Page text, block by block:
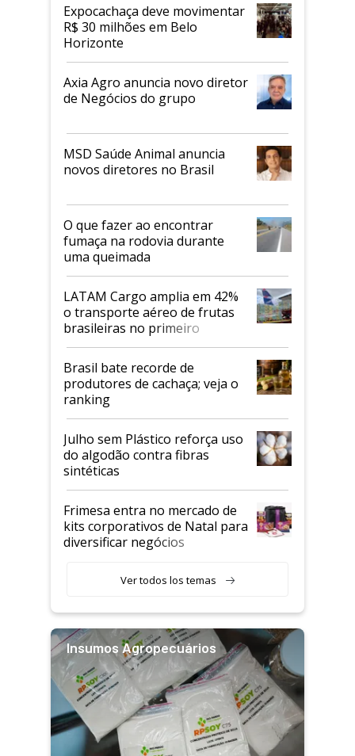
Expocachaça deve movimentar
R$ 30 milhões em Belo
Horizonte
Axia Agro anuncia novo diretor
de Negócios do grupo
MSD Saúde Animal anuncia
novos diretores no Brasil
O que fazer ao encontrar
fumaça na rodovia durante
uma queimada
LATAM Cargo amplia em 42%
o transporte aéreo de frutas
brasileiras no primeiro
semestre
Brasil bate recorde de
produtores de cachaça; veja o
ranking
Julho sem Plástico reforça uso
do algodão contra fibras
sintéticas
Frimesa entra no mercado de
kits corporativos de Natal para
diversificar negócios
Ver todos los temas
Insumos Agropecuários